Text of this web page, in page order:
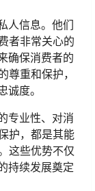
人信息。他们
者非常关心的
确保消费者的
尊重和保护，
度。
专业性、对消
护，都是其能
这些优势不仅
持续发展奠定